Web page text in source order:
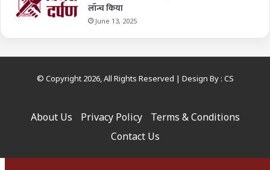
लॉन्च किया
June 13, 2025
© Copyright 2026, All Rights Reserved | Design By : CS
About Us Privacy Policy
Terms & Conditions
Contact Us